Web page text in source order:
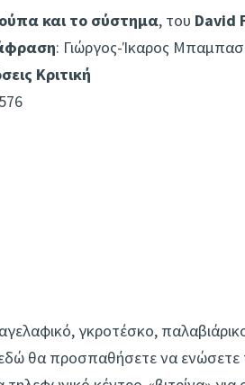
και το σύστημα, του David
: Γιώργος-Ίκαρος
Κριτική
γκροτέσκο,
θα προσπαθήσετε να ενώσετε